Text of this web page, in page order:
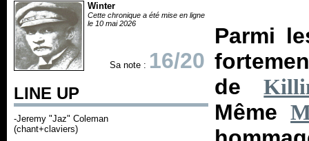
Winter
Cette chronique a été mise en ligne
le 10 mai 2026
Sa note : 16/20
LINE UP
-Jeremy "Jaz" Coleman
(chant+claviers)
Parmi
de
Même